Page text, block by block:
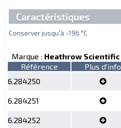
Caractéristiques
Conserver jusqu'à -196 °C
Marque : Heathrow Scientific
Référence
Plus d'info
6.284250
6.284251
6.284252